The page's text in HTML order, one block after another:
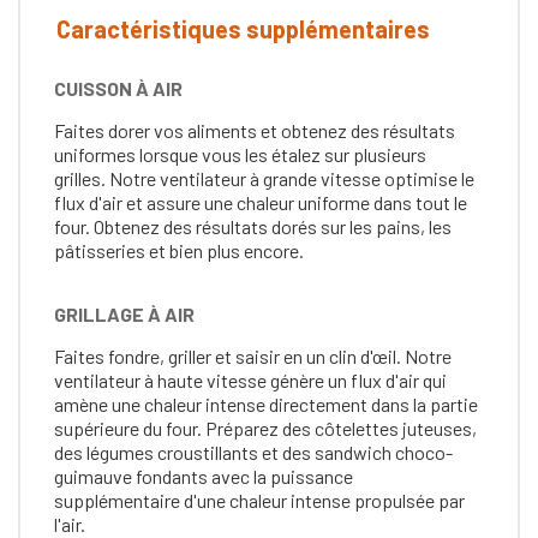
Caractéristiques supplémentaires
CUISSON À AIR
Faites dorer vos aliments et obtenez des résultats
uniformes lorsque vous les étalez sur plusieurs
grilles. Notre ventilateur à grande vitesse optimise le
flux d'air et assure une chaleur uniforme dans tout le
four. Obtenez des résultats dorés sur les pains, les
pâtisseries et bien plus encore.
GRILLAGE À AIR
Faites fondre, griller et saisir en un clin d'œil. Notre
ventilateur à haute vitesse génère un flux d'air qui
amène une chaleur intense directement dans la partie
supérieure du four. Préparez des côtelettes juteuses,
des légumes croustillants et des sandwich choco-
guimauve fondants avec la puissance
supplémentaire d'une chaleur intense propulsée par
l'air.